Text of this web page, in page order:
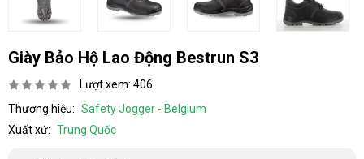
Giày Bảo Hộ Lao Động Bestrun S3
Lượt xem: 406
Thương hiệu: Safety Jogger - Belgium
Xuất xứ: Trung Quốc